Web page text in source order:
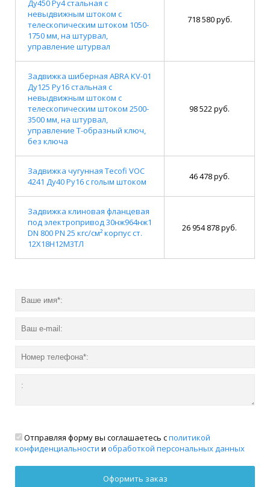
Ду450 Ру4 стальная с
невыдвижным штоком с
телескопическим штоком 1050-
1750 мм, на штурвал,
управление штурвал
718 580 руб.
Задвижка шиберная ABRA KV-01
Ду125 Ру16 стальная с
невыдвижным штоком с
телескопическим штоком 2500-
3500 мм, на штурвал,
управление Т-образный ключ,
без ключа
98 522 руб.
Задвижка чугунная Tecofi VOC
4241 Ду40 Ру16 с голым штоком
46 478 руб.
Задвижка клиновая фланцевая
под электропривод 30нж964нж1
DN 800 PN 25 кгс/см² корпус ст.
12Х18Н12М3ТЛ
26 954 878 руб.
Отправляя форму вы соглашаетесь сполитикой
конфиденциальности и обработкой персональных данных